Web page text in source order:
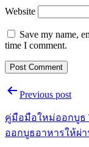
Website
Save my name,
time I comment.
PostPrevious post
คู่มือมือใหม่ออกบูธ
ออกบูธอาหารให้ผ่